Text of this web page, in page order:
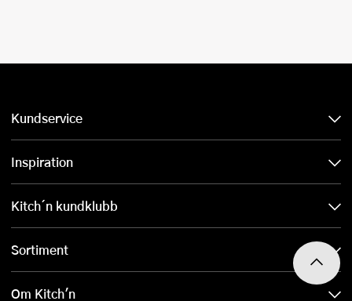
Kundservice
Inspiration
Kitch´n kundklubb
Sortiment
Om Kitch'n